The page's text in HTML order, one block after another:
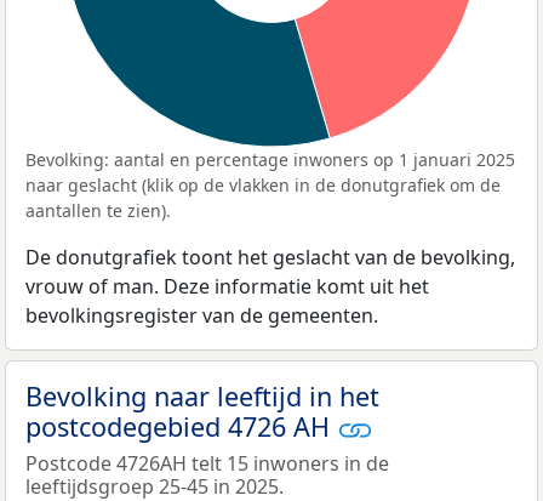
Bevolking: aantal en percentage inwoners op 1 januari 2025
naar geslacht (klik op de vlakken in de donutgrafiek om de
aantallen te zien).
De donutgrafiek toont het geslacht van de bevolking,
vrouw of man. Deze informatie komt uit het
bevolkingsregister van de gemeenten.
Bevolking naar leeftijd in het
postcodegebied 4726 AH
Postcode 4726AH telt 15 inwoners in de
leeftijdsgroep 25-45 in 2025.